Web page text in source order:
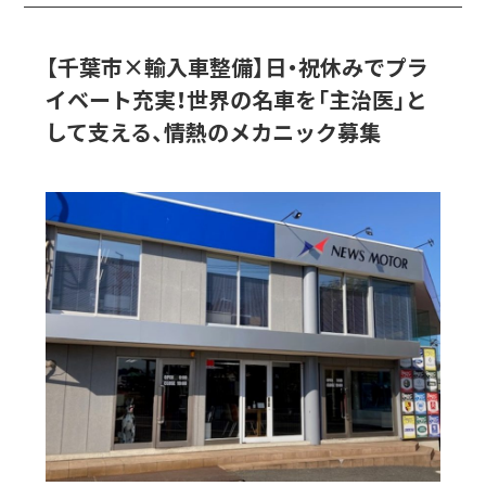
【千葉市×輸入車整備】日・祝休みでプラ
イベート充実！世界の名車を「主治医」と
して支える、情熱のメカニック募集